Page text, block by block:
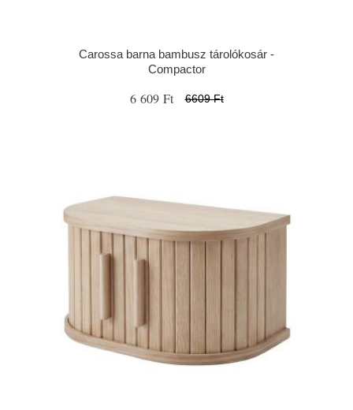
Carossa barna bambusz tárolókosár -
Compactor
6 609 Ft 6609 Ft